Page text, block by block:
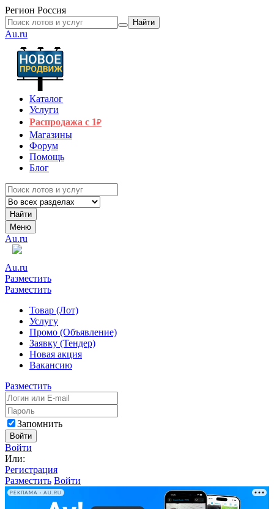
Регион Россия
Найти
Au.ru
Каталог
Услуги
Распродажа с 1₽
Магазины
Форум
Помощь
Блог
Найти
Меню
Au.ru
Au.ru
Разместить
Разместить
Товар (Лот)
Услугу
Промо (Объявление)
Заявку (Тендер)
Новая акция
Вакансию
Разместить
Запомнить
Войти
Войти
Или:
Регистрация
Разместить Войти
РЕКЛАМА • AU.RU